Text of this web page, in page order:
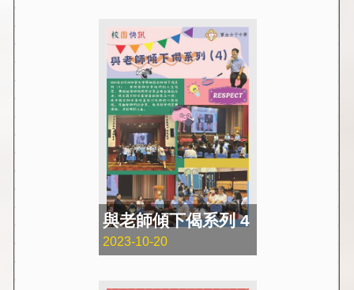
與老師傾下偈系列 4
2023-10-20